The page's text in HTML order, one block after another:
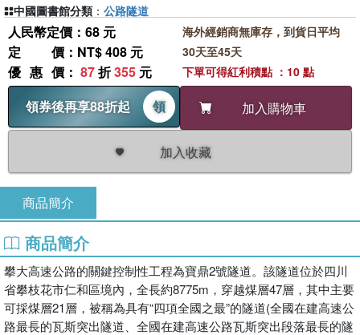
人民幣定價：68 元
定價 ：NT$ 408 元
優惠價 ： 87折355 元
領券後再享88折起
領 加入購物車
加入收藏
海外經銷商無庫存，到貨日平均
30天至45天
下單可得紅利積點 ：10 點
中國圖書館分類 ： 公路隧道
商品簡介
商品簡介
攀大高速公路的關鍵控制性工程為寶鼎2號隧道。該隧道位於四川
省攀枝花市仁和區境內，全長約8775m，穿越煤層47層，其中主要
可採煤層21層，被稱為具有“四項全國之最”的隧道(全國在建高速公
路最長的瓦斯突出隧道、全國在建高速公路瓦斯突出段落最長的隧